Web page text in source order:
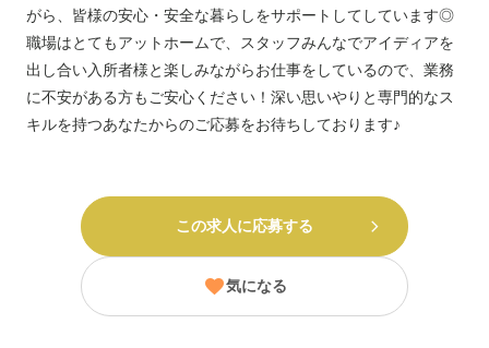
がら、皆様の安心・安全な暮らしをサポートしてしています◎
職場はとてもアットホームで、スタッフみんなでアイディアを
出し合い入所者様と楽しみながらお仕事をしているので、業務
に不安がある方もご安心ください！深い思いやりと専門的なス
キルを持つあなたからのご応募をお待ちしております♪
この求人に応募する
気になる